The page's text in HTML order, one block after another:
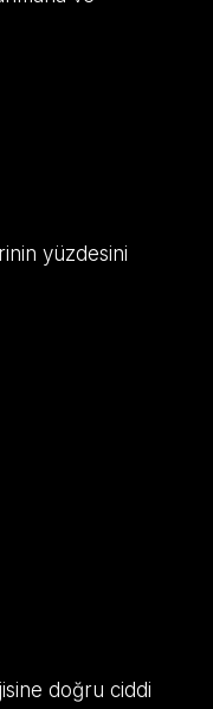
yüzdesini
doğru ciddi